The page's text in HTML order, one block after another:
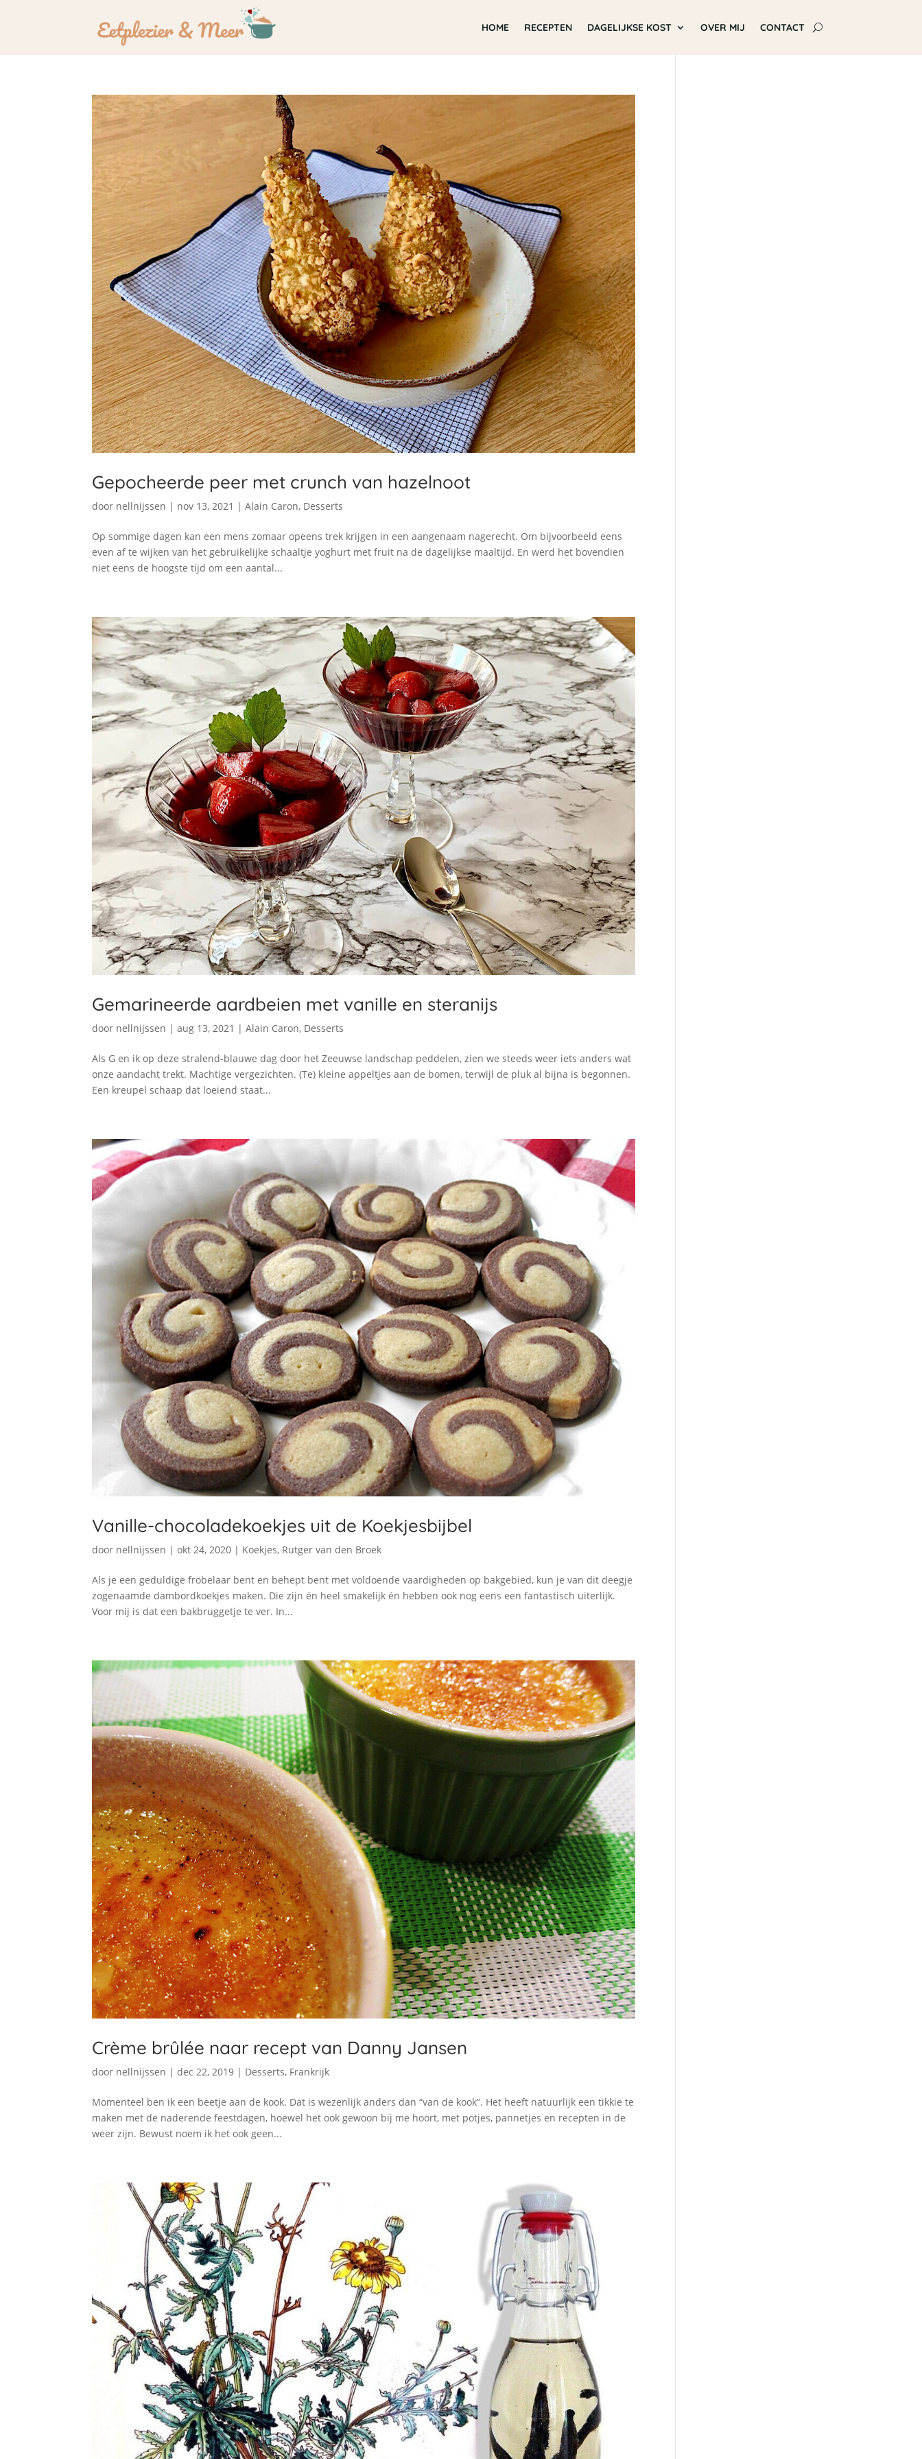
HOME RECEPTEN DAGELIJKSE KOST OVER MIJ CONTACT
Gepocheerde peer met crunch van hazelnoot
door nellnijssen | nov 13, 2021 |Alain Caron, Desserts
Op sommige dagen kan een mens zomaar opeens trek krijgen in een aangenaam nagerecht. Om bijvoorbeeld eens
even af te wijken van het gebruikelijke schaaltje yoghurt met fruit na de dagelijkse maaltijd. En werd het bovendien
niet eens de hoogste tijd om een aantal...
Gemarineerde aardbeien met vanille en steranijs
door nellnijssen |aug 13, 2021 |Alain Caron, Desserts
Als G en ik op deze stralend-blauwe dag door het Zeeuwse landschap peddelen, zien we steeds weer iets anders wat
onze aandacht trekt. Machtige vergezichten. (Te) kleine appeltjes aan de bomen, terwijl de pluk al bijna is begonnen.
Een kreupel schaap dat loeiend staat...
Vanille-chocoladekoekjes uit de Koekjesbijbel
door nellnijssen |okt 24, 2020 | Koekjes, Rutger van den Broek
Als je een geduldige fröbelaar bent en behept bent met voldoende vaardigheden op bakgebied, kun je van dit deegje
zogenaamde dambordkoekjes maken. Die zijn én heel smakelijk én hebben ook nog eens een fantastisch uiterlijk.
Voor mij is dat een bakbruggetje te ver. In...
Crème brûlée naar recept van Danny Jansen
door nellnijssen |dec 22, 2019 | Desserts, Frankrijk
Momenteel ben ik een beetje aan de kook. Dat is wezenlijk anders dan “van de kook”. Het heeft natuurlijk een tikkie te
maken met de naderende feestdagen, hoewel het ook gewoon bij me hoort, met potjes, pannetjes en recepten in de
weer zijn. Bewust noem ik het ook geen...